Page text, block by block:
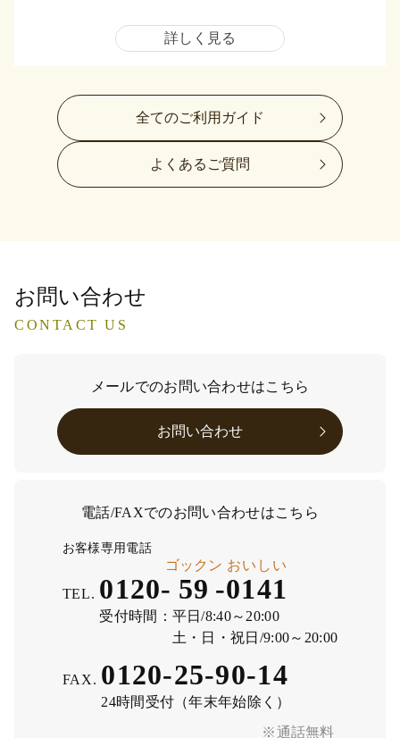
詳しく見る
全てのご利用ガイド
よくあるご質問
お問い合わせ
CONTACT US
メールでのお問い合わせはこちら
お問い合わせ
電話/FAXでのお問い合わせはこちら
※通話無料
お客様専用電話
TEL. 0120- 59
ゴックン
-0141
おいしい
受付時間： 平日/8:40～20:00
土・日・祝日/9:00～20:00
FAX. 0120-25-90-14
24時間受付（年末年始除く）